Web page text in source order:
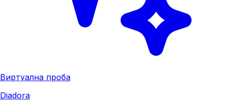
Виртуална проба
Diadora